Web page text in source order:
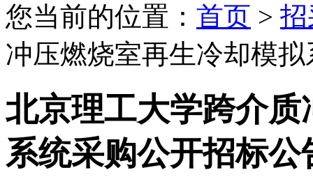
您当前的位置： 首页 >
冲压燃烧室再生冷却模
北京理工大学跨介
系统采购公开招标公